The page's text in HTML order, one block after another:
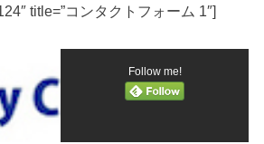
title=”コンタクトフォーム 1″]
Follow me!